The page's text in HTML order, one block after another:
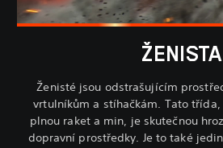
ŽENISTA
Ženisté jsou odstrašujícím
vrtulníkům a stíhačkám. Tato
plnou raket a min, je skutečnou
dopravní prostředky. Je to také